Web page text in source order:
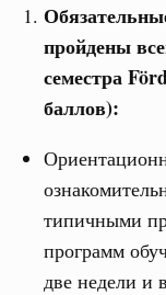
пройдены
семестра
баллов):
типичными
программ
две недели и